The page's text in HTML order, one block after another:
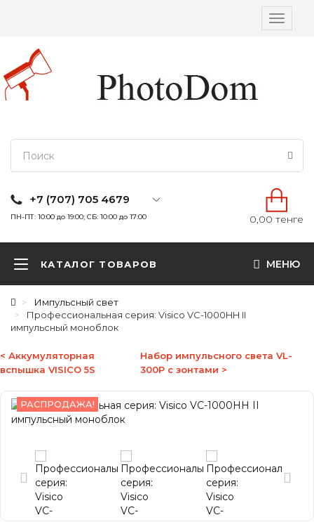
Вкл/
+7 (707) 705 4679
ПН-ПТ: 10:00 до 19:00; СБ: 10:00 до 17:00 0,00 тенге
КАТАЛОГ ТОВАРОВ МЕНЮ
Импульсный свет
Профессиональная серия: Visico VC-1000HH II
импульсный моноблок
< Аккумуляторная
вспышка VISICO 5S
Набор импульсного света VL-
300P c зонтами >
РАСПРОДАЖА!